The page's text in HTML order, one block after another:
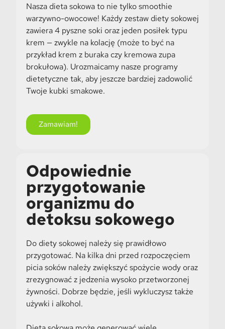
Nasza dieta sokowa to nie tylko smoothie
warzywno-owocowe! Każdy zestaw diety sokowej
zawiera 4 pyszne soki oraz jeden posiłek typu
krem — zwykle na kolację (może to być na
przykład krem z buraka czy kremowa zupa
brokułowa). Urozmaicamy nasze programy
dietetyczne tak, aby jeszcze bardziej zadowolić
Twoje kubki smakowe.
Zamawiam!
Odpowiednie
przygotowanie
organizmu do
detoksu sokowego
Do diety sokowej należy się prawidłowo
przygotować. Na kilka dni przed rozpoczęciem
picia soków należy zwiększyć spożycie wody oraz
zrezygnować z jedzenia wysoko przetworzonej
żywności. Dobrze będzie, jeśli wykluczysz także
używki i alkohol.